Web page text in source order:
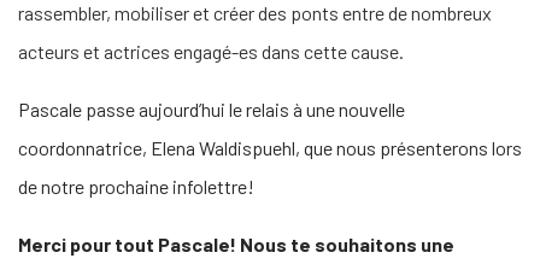
rassembler, mobiliser et créer des ponts entre de nombreux
acteurs et actrices engagé-es dans cette cause.
Pascale passe aujourd’hui le relais à une nouvelle
coordonnatrice, Elena Waldispuehl, que nous présenterons lors
de notre prochaine infolettre!
Merci pour tout Pascale! Nous te souhaitons une